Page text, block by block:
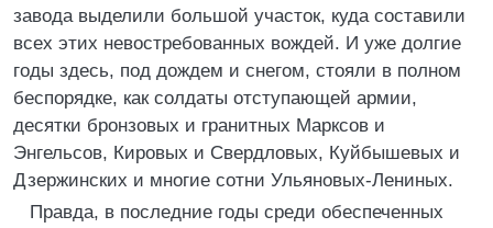
завода выделили большой участок, куда составили
всех этих невостребованных вождей. И уже долгие
годы здесь, под дождем и снегом, стояли в полном
беспорядке, как солдаты отступающей армии,
десятки бронзовых и гранитных Марксов и
Энгельсов, Кировых и Свердловых, Куйбышевых и
Дзержинских и многие сотни Ульяновых-Лениных.
Правда, в последние годы среди обеспеченных